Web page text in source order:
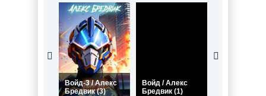
Войд-3 / Алекс
Бредвик (3)
Войд / Алекс
Бредвик (1)